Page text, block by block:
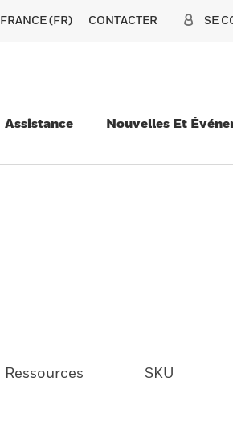
FRANCE (FR) CONTACTER SE
Assistance Nouvelles Et
Ressources SKU